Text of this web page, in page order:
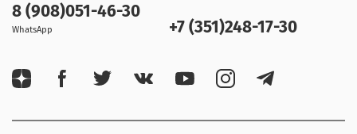
8 (908)051-46-30
WhatsApp +7 (351)248-17-30